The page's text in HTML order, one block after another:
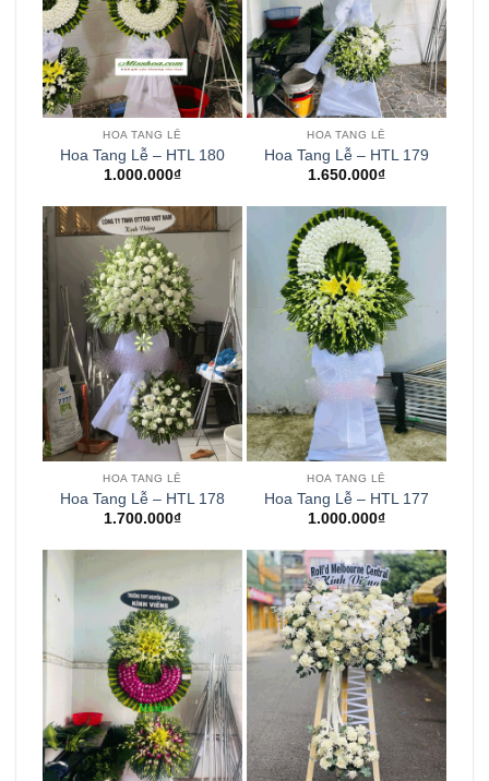
HOA TANG LỄ
Hoa Tang Lễ – HTL 180
1.000.000₫
HOA TANG LỄ
Hoa Tang Lễ – HTL 179
1.650.000₫
HOA TANG LỄ
Hoa Tang Lễ – HTL 178
1.700.000₫
HOA TANG LỄ
Hoa Tang Lễ – HTL 177
1.000.000₫